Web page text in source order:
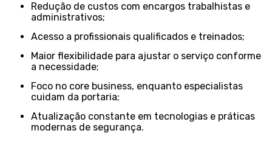
Redução de custos com encargos trabalhistas e
administrativos;
Acesso a profissionais qualificados e treinados;
Maior flexibilidade para ajustar o serviço conforme
a necessidade;
Foco no core business, enquanto especialistas
cuidam da portaria;
Atualização constante em tecnologias e práticas
modernas de segurança.